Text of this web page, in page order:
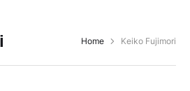
Home Keiko Fujimori